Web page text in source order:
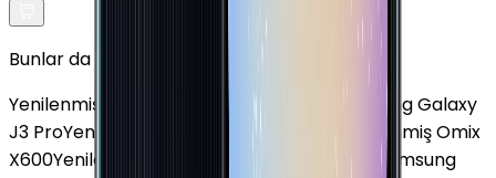
Bunlar da İlginizi Çekebilir
Yenilenmiş Poco X4 GT 5G
Yenilenmiş Samsung Galaxy
J3 ProYenilenmiş Samsung Galaxy A33
Yenilenmiş Omix
X600Yenilenmiş Huawei Nova 13
Yenilenmiş Samsung